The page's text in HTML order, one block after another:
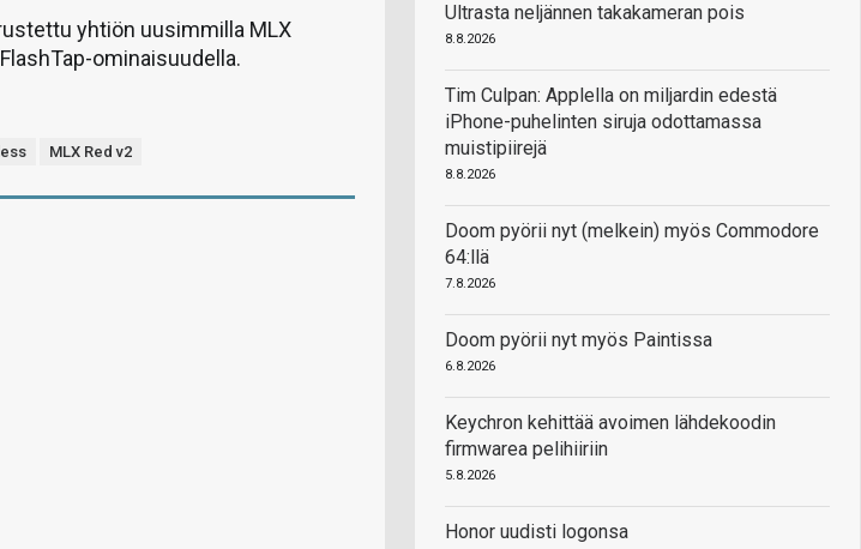
yhtiön uusimmilla MLX
ominaisuudella.
MLX Red v2
Ultrasta neljännen takakameran pois
8.8.2026
Tim Culpan: Applella on miljardin edestä
iPhone-puhelinten siruja odottamassa
muistipiirejä
8.8.2026
Doom pyörii nyt (melkein) myös Commodore
64:llä
7.8.2026
Doom pyörii nyt myös Paintissa
6.8.2026
Keychron kehittää avoimen lähdekoodin
firmwarea pelihiiriin
5.8.2026
Honor uudisti logonsa